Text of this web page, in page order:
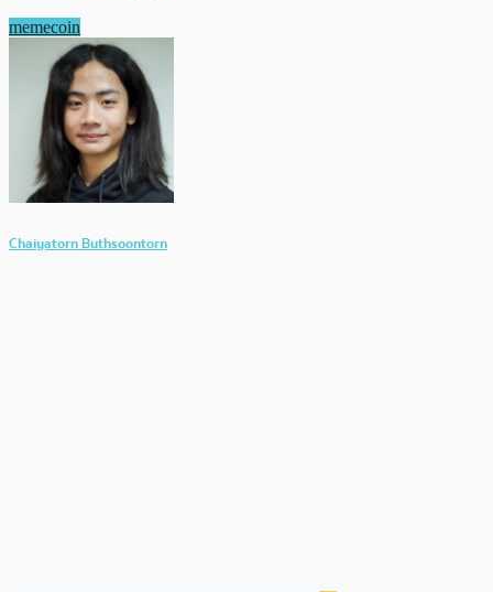
memecoin
Chaiyatorn Buthsoontorn